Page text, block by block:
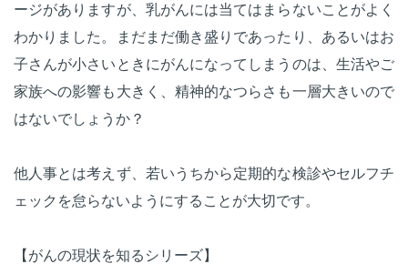
ージがありますが、乳がんには当てはまらないことがよく
わかりました。まだまだ働き盛りであったり、あるいはお
子さんが小さいときにがんになってしまうのは、生活やご
家族への影響も大きく、精神的なつらさも一層大きいので
はないでしょうか？
他人事とは考えず、若いうちから定期的な検診やセルフチ
ェックを怠らないようにすることが大切です。
【がんの現状を知るシリーズ】